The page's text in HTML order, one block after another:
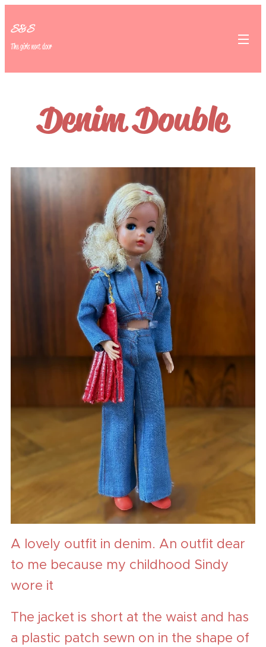
S&S
The girls next door
Denim Double
A lovely outfit in denim. An outfit dear
to me because my childhood Sindy
wore it ❤
The jacket is short at the waist and has
a plastic patch sewn on in the shape of